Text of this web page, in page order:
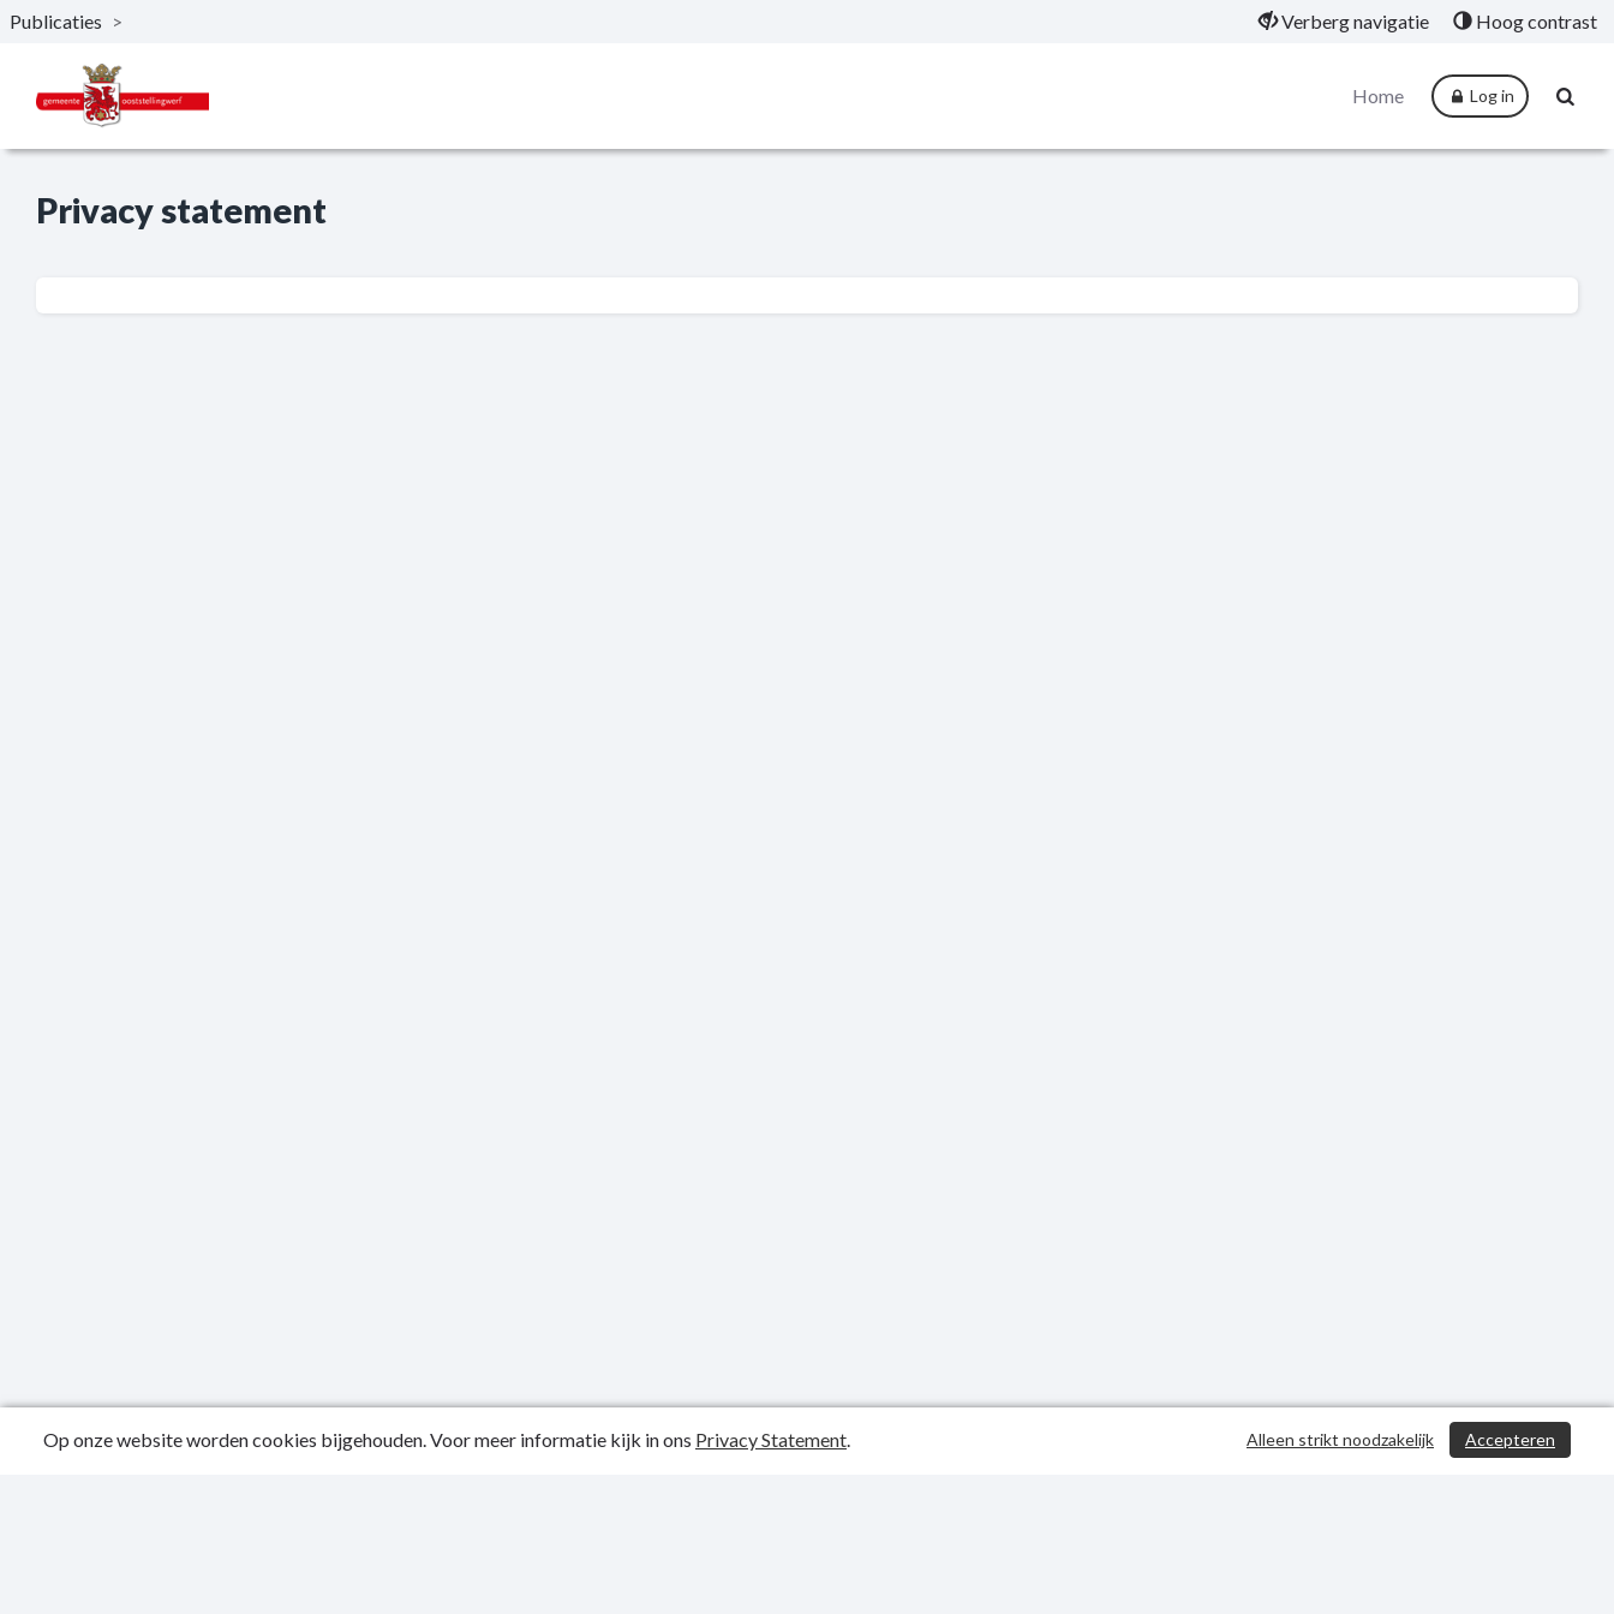
Naar hoofdinhoud
Publicaties > Verberg navigatie Hoog contrast
Home Log in
Privacy statement
Publicatiedatum: 01-01-0001
Op onze website worden cookies bijgehouden. Voor meer informatie kijk in ons Privacy Statement. Accepteren
Alleen strikt noodzakelijk